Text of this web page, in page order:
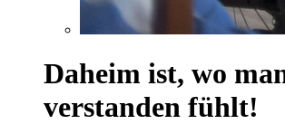
Daheim ist, wo
verstanden fühlt!